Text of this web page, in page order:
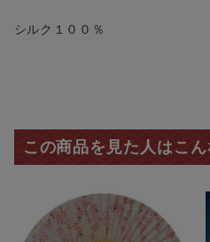
シルク１００％
この商品を見た人はこ